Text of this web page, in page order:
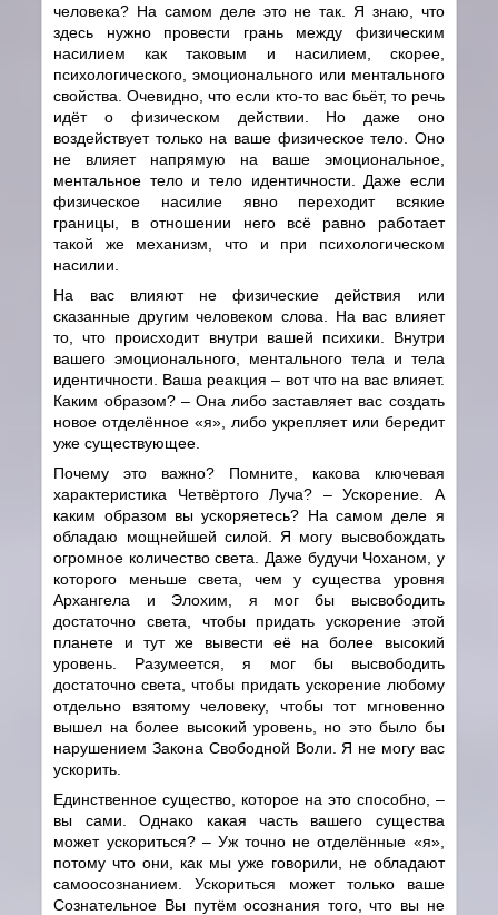
человека? На самом деле это не так. Я знаю, что
здесь нужно провести грань между физическим
насилием как таковым и насилием, скорее,
психологического, эмоционального или ментального
свойства. Очевидно, что если кто-то вас бьёт, то речь
идёт о физическом действии. Но даже оно
воздействует только на ваше физическое тело. Оно
не влияет напрямую на ваше эмоциональное,
ментальное тело и тело идентичности. Даже если
физическое насилие явно переходит всякие
границы, в отношении него всё равно работает
такой же механизм, что и при психологическом
насилии.
На вас влияют не физические действия или
сказанные другим человеком слова. На вас влияет
то, что происходит внутри вашей психики. Внутри
вашего эмоционального, ментального тела и тела
идентичности. Ваша реакция – вот что на вас влияет.
Каким образом? – Она либо заставляет вас создать
новое отделённое «я», либо укрепляет или бередит
уже существующее.
Почему это важно? Помните, какова ключевая
характеристика Четвёртого Луча? – Ускорение. А
каким образом вы ускоряетесь? На самом деле я
обладаю мощнейшей силой. Я могу высвобождать
огромное количество света. Даже будучи Чоханом, у
которого меньше света, чем у существа уровня
Архангела и Элохим, я мог бы высвободить
достаточно света, чтобы придать ускорение этой
планете и тут же вывести её на более высокий
уровень. Разумеется, я мог бы высвободить
достаточно света, чтобы придать ускорение любому
отдельно взятому человеку, чтобы тот мгновенно
вышел на более высокий уровень, но это было бы
нарушением Закона Свободной Воли. Я не могу вас
ускорить.
Единственное существо, которое на это способно, –
вы сами. Однако какая часть вашего существа
может ускориться? – Уж точно не отделённые «я»,
потому что они, как мы уже говорили, не обладают
самоосознанием. Ускориться может только ваше
Сознательное Вы путём осознания того, что вы не